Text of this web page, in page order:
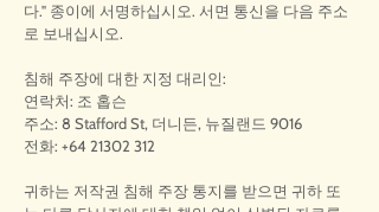
다." 종이에 서명하십시오. 서면 통신을 다음 주소
로 보내십시오.
침해 주장에 대한 지정 대리인:
연락처: 조 홉슨
주소: 8 Stafford St, 더니든, 뉴질랜드 9016
전화: +64 21302 312
귀하는 저작권 침해 주장 통지를 받으면 귀하 또